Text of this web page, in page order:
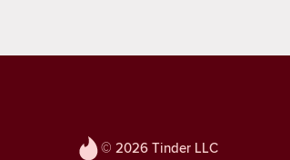
© 2026 Tinder LLC